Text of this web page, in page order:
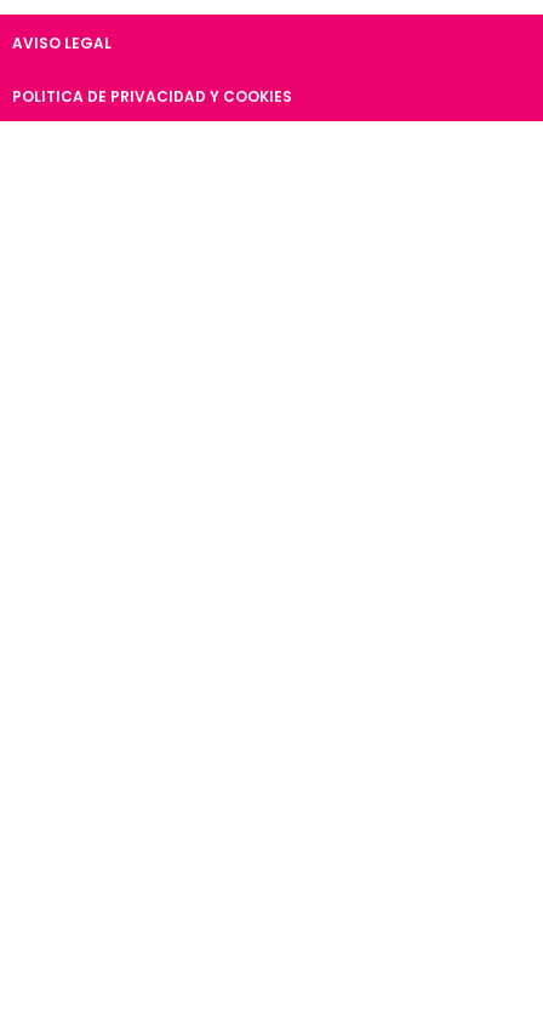
AVISO LEGAL
POLITICA DE PRIVACIDAD Y COOKIES